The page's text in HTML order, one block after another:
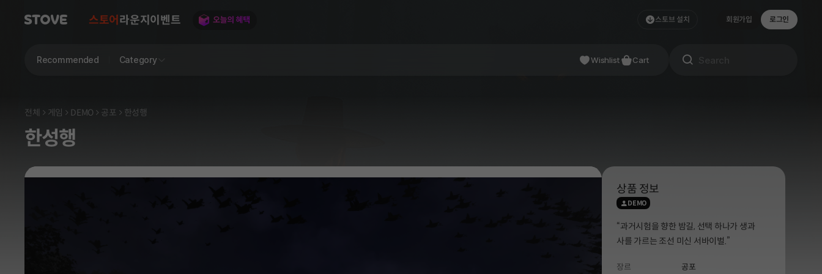
스토어 라운지 이벤트 스토브 설치 회원가입 로그인
Recommended Category Wishlist Cart
전체 게임 DEMO 공포 한성행
한성행
상품 정보
DEMO
“과거시험을 향한 밤길, 선택 하나가 생과
사를 가르는 조선 미신 서바이벌.”
장르 공포